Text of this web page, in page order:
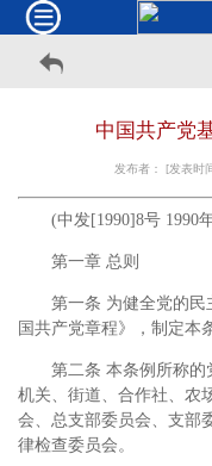
中国共产党
发布者： [发表时
(中发[1990]8号 1990
第一章 总则
第一条 为健全党的民
国共产党章程》，制定本
第二条 本条例所称的
机关、街道、合作社、农
会、总支部委员会、支部
律检查委员会。